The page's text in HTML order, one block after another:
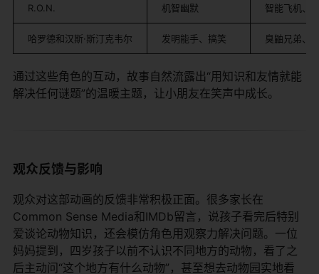
R.O.N. 机智幽默 智能飞机、
哈罗德和汉斯·斯汀克韦尔 发明能手、搞笑 臭鼬兄弟、
通过这些角色的互动，故事自然流露出“用知识和友情就能
解决任何谜题”的温暖主题，让小朋友在笑声中成长。
观众反馈与影响
观众对这部动画的反馈非常积极正面。很多家长在
Common Sense Media和IMDb留言，说孩子看完后特别
爱谈论动物知识，还会模仿角色用观察力解决问题。一位
妈妈提到，四岁孩子以前不认识不同地方的动物，看了之
后主动问“这个地方有什么动物”，甚至想去动物园实地看